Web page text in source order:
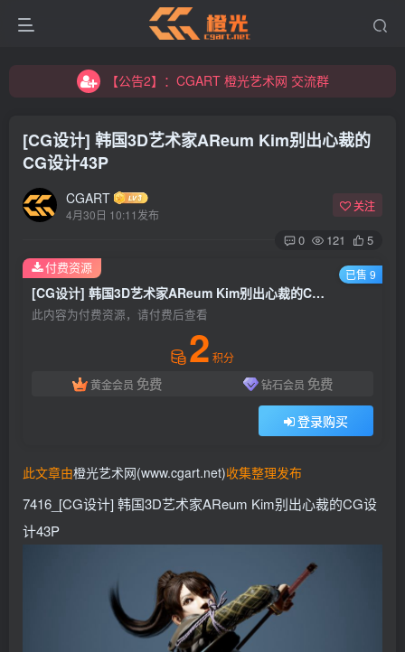
【公告2】：CGART 橙光艺术网 交流群
【公告2】：CGART 橙光艺术网 交流群
[CG设计] 韩国3D艺术家AReum Kim别出心裁的
CG设计43P
CGART
4月30日 10:11发布
关注
0 121 5
[CG设计] 韩国3D艺术家AReum Kim别出心裁的CG设计43P
此内容为付费资源，请付费后查看
2 积分
黄金会员 免费 钻石会员 免费
登录购买
付费资源 已售 9
此文章由橙光艺术网(www.cgart.net)收集整理发布
7416_[CG设计] 韩国3D艺术家AReum Kim别出心裁的CG设
计43P
登录
没有账号？立即注册
用户名/手机号/邮箱
登录密码
找回密码
登录
社交账号登录
QQ登录